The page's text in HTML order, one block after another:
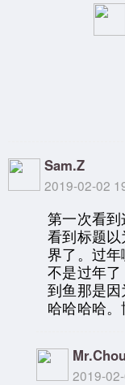
Sam.Z
2019-02-02
第一次看
看到标题
界了。过
不是过年
到鱼那是因
哈哈哈哈
Mr.Chou
2019-